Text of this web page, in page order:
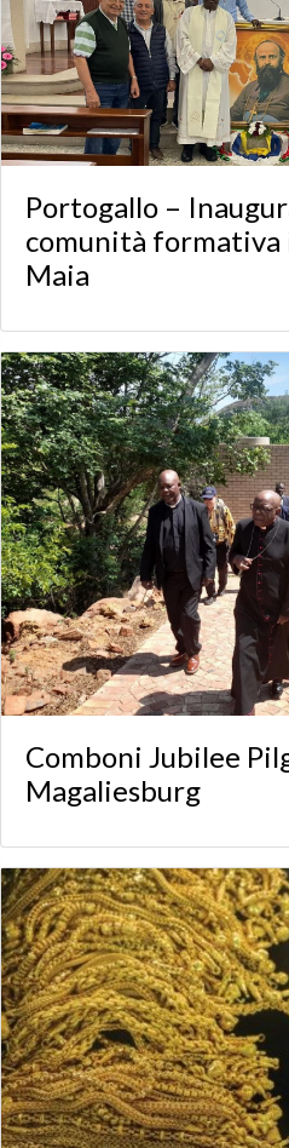
Portogallo –
comunità
Maia
Comboni Jubilee
Magaliesburg